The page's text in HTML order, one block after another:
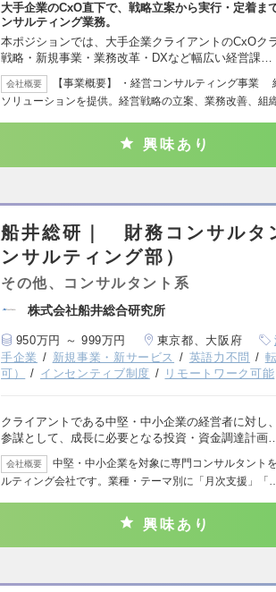
大手企業のCxO直下で、戦略立案から実行・定着ま
ンサルティング業務。
本ポジションでは、大手企業クライアントのCxOク
戦略・新規事業・業務改革・DXなど幅広い経営課…
会社概要
【事業概要】 ・経営コンサルティング事業
ソリューションを提供。経営戦略の立案、業務改善、組
興味あり
船井総研｜ 財務コンサルタ
ンサルティング部）
その他、コンサルタント系
株式会社船井総合研究所
950万円 ～ 999万円 東京都、大阪府
手企業
新規事業・新サービス 英語力不問
可）
インセンティブ制度 リモートワーク可能
クライアントである中堅・中小企業の経営者に対し
参謀として、成長に必要となる投資・資金調達計画…
会社概要
中堅・中小企業を対象に専門コンサルタント
ルティング会社です。業種・テーマ別に「月次支援」「…
興味あり